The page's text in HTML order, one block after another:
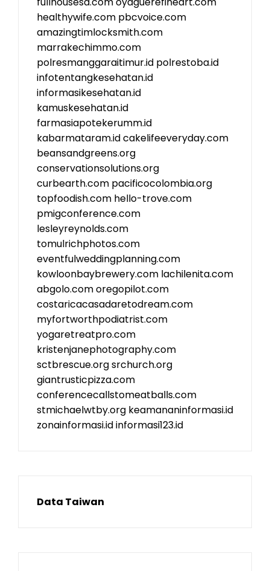
healthywife.com pbcvoice.com
amazingtimlocksmith.com
marrakechimmo.com
polresmanggaraitimur.id polrestoba.id
infotentangkesehatan.id
informasikesehatan.id
kamuskesehatan.id
farmasiapotekerumm.id
kabarmataram.idcakelifeeveryday.com
beansandgreens.org
conservationsolutions.org
curbearth.com pacificocolombia.org
topfoodish.com hello-trove.com
pmigconference.com
lesleyreynolds.com
tomulrichphotos.com
eventfulweddingplanning.com
kowloonbaybrewery.com lachilenita.com
abgolo.comoregopilot.com
costaricacasadaretodream.com
myfortworthpodiatrist.com
yogaretreatpro.com
kristenjanephotography.com
sctbrescue.orgsrchurch.org
giantrusticpizza.com
conferencecallstomeatballs.com
stmichaelwtby.org keamananinformasi.id
zonainformasi.idinformasi123.id
Data Taiwan